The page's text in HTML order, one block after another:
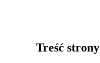
Treść strony